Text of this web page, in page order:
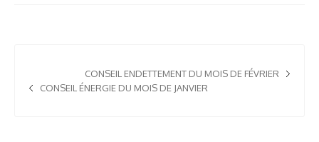
CONSEIL ENDETTEMENT DU MOIS DE FÉVRIER
CONSEIL ÉNERGIE DU MOIS DE JANVIER